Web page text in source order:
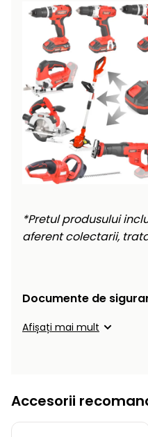
*Pretul produsului
aferent colectarii,
Documente de
Afișați mai mult
Accesorii